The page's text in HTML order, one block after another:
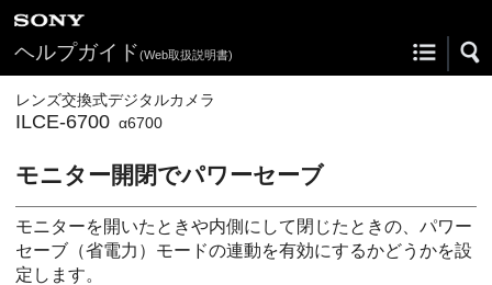
ヘルプガイド(Web取扱説明書)
レンズ交換式デジタルカメラ
ILCE-6700 α6700
モニター開閉でパワーセーブ
モニターを開いたときや内側にして閉じたときの、パワー
セーブ（省電力）モードの連動を有効にするかどうかを設
定します。